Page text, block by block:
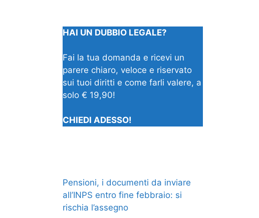
HAI UN DUBBIO LEGALE?
Fai la tua domanda e ricevi un
parere chiaro, veloce e riservato
sui tuoi diritti e come farli valere, a
solo € 19,90!
CHIEDI ADESSO!
Pensioni, i documenti da inviare
all’INPS entro fine febbraio: si
rischia l’assegno